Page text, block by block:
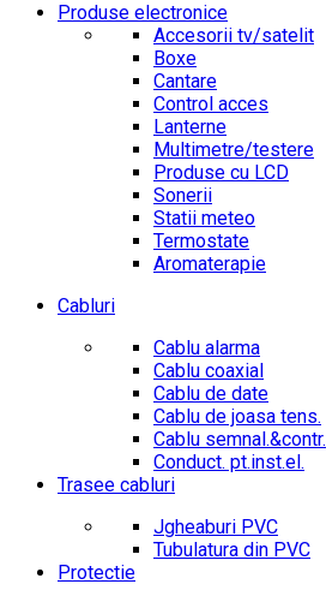
Produse electronice
Accesorii tv/satelit
Boxe
Cantare
Control acces
Lanterne
Multimetre/testere
Produse cu LCD
Sonerii
Statii meteo
Termostate
Aromaterapie
Cabluri
Cablu alarma
Cablu coaxial
Cablu de date
Cablu de joasa tens.
Cablu semnal.&contr.
Conduct. pt.inst.el.
Trasee cabluri
Jgheaburi PVC
Tubulatura din PVC
Protectie